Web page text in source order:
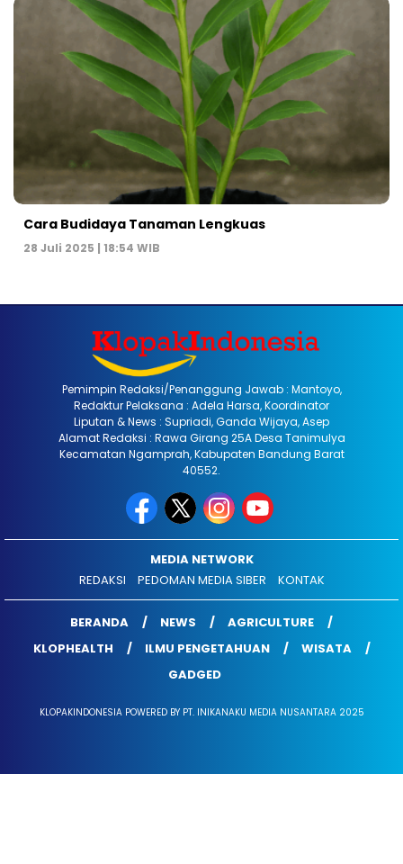
Cara Budidaya Tanaman Lengkuas
28 Juli 2025 | 18:54 WIB
Pemimpin Redaksi/Penanggung Jawab : Mantoyo,
Redaktur Pelaksana : Adela Harsa, Koordinator
Liputan & News : Supriadi, Ganda Wijaya, Asep
Alamat Redaksi : Rawa Girang 25A Desa Tanimulya
Kecamatan Ngamprah, Kabupaten Bandung Barat
40552.
MEDIA NETWORK
REDAKSI
PEDOMAN MEDIA SIBER KONTAK
BERANDA NEWS
AGRICULTURE
KLOPHEALTH
ILMU PENGETAHUAN
WISATA
GADGED
KLOPAKINDONESIA POWERED BY PT. INIKANAKU MEDIA NUSANTARA 2025